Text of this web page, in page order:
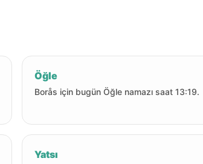
Öğle
Borås için bugün Öğle namazı saat 13:19.
Yatsı